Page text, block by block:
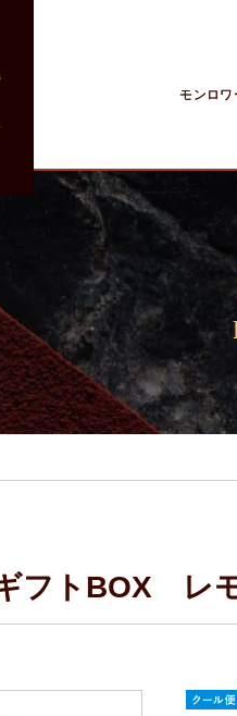
モンロワ
フトBOX レ